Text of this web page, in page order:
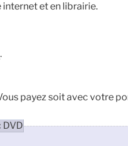
internet et en librairie.
.
payez soit avec votre